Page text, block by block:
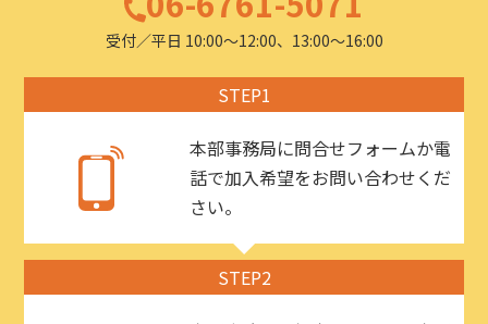
受付／平日 10:00〜12:00、13:00〜16:00
STEP1
本部事務局に問合せフォームか電
話で加入希望をお問い合わせくだ
さい。
STEP2